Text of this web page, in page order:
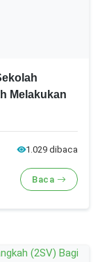
Melakukan
1.029 dibaca
Baca